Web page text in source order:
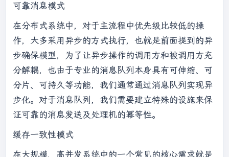
可靠消息模式
在分布式系统中，对于主流程中优先级比较低的操
作，大多采用异步的方式执行，也就是前面提到的异
步确保模型，为了让异步操作的调用方和被调用方充
分解耦，也由于专业的消息队列本身具有可伸缩、可
分片、可持久等功能，我们通常通过消息队列实现异
步化。对于消息队列，我们需要建立特殊的设施来保
证可靠的消息发送及处理机的幂等性。
缓存一致性模式
在大规模、高并发系统中的一个常见的核心需求就是